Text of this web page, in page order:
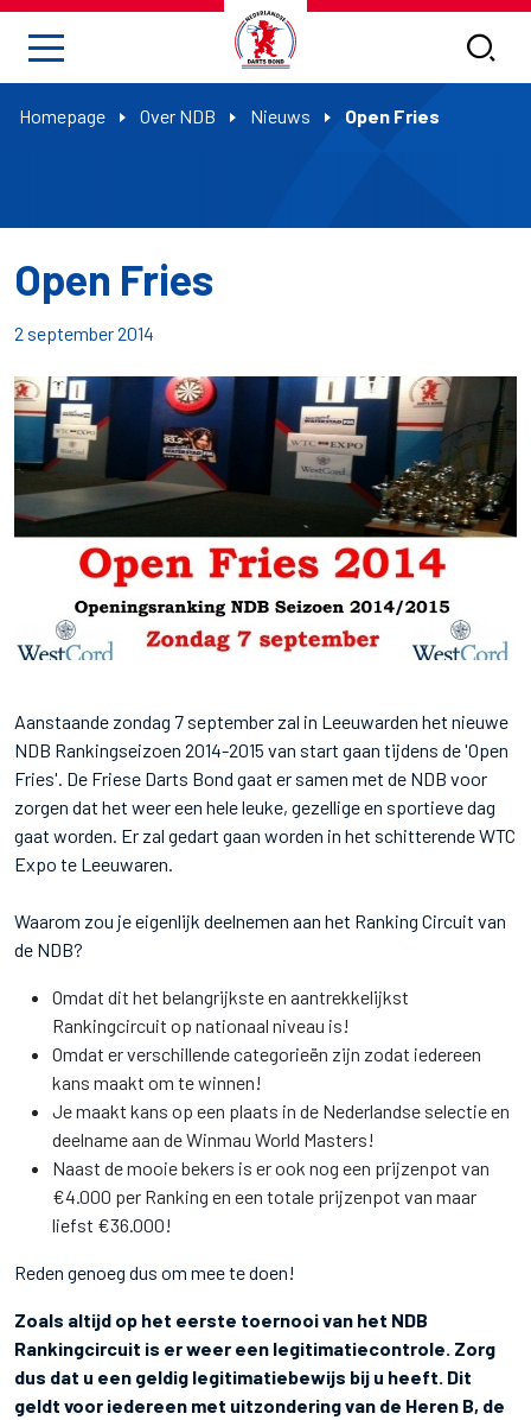
Homepage Over NDB Nieuws Open Fries
Open Fries
2 september 2014
Aanstaande zondag 7 september zal in Leeuwarden het nieuwe
NDB Rankingseizoen 2014-2015 van start gaan tijdens de 'Open
Fries'. De Friese Darts Bond gaat er samen met de NDB voor
zorgen dat het weer een hele leuke, gezellige en sportieve dag
gaat worden. Er zal gedart gaan worden in het schitterende WTC
Expo te Leeuwaren.
Waarom zou je eigenlijk deelnemen aan het Ranking Circuit van
de NDB?
Omdat dit het belangrijkste en aantrekkelijkst
Rankingcircuit op nationaal niveau is!
Omdat er verschillende categorieën zijn zodat iedereen
kans maakt om te winnen!
Je maakt kans op een plaats in de Nederlandse selectie en
deelname aan de Winmau World Masters!
Naast de mooie bekers is er ook nog een prijzenpot van
€4.000 per Ranking en een totale prijzenpot van maar
liefst €36.000!
Reden genoeg dus om mee te doen!
Zoals altijd op het eerste toernooi van het NDB
Rankingcircuit is er weer een legitimatiecontrole. Zorg
dus dat u een geldig legitimatiebewijs bij u heeft. Dit
geldt voor iedereen met uitzondering van de Heren B, de